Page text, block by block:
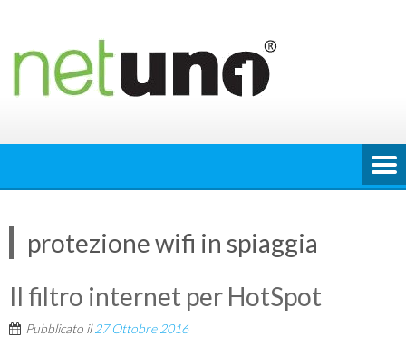
content
protezione wifi in spiaggia
Il filtro internet per HotSpot
Pubblicato il27 Ottobre 2016